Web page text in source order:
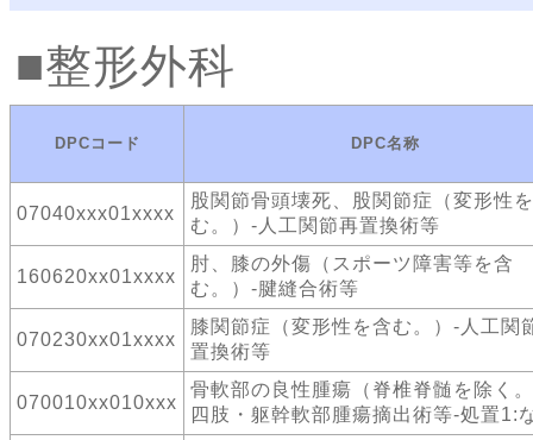
整形外科
DPCコード DPC名称
07040xxx01xxxx
股関節骨頭壊死、股関節症（変形性
む。）-人工関節再置換術等
160620xx01xxxx
肘、膝の外傷（スポーツ障害等を含
む。）-腱縫合術等
070230xx01xxxx
膝関節症（変形性を含む。）-人工関
置換術等
070010xx010xxx
骨軟部の良性腫瘍（脊椎脊髄を除く
四肢・躯幹軟部腫瘍摘出術等-処置1: